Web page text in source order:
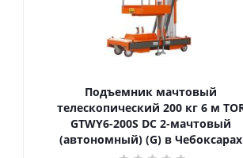
Подъемник мачтовый
телескопический 200 кг 6 м TOR
GTWY6-200S DC 2-мачтовый
(автономный) (G) в Чебоксарах